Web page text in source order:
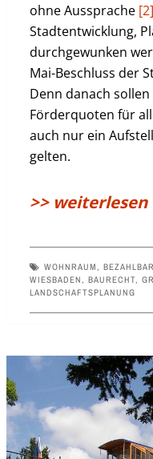
ohne Aussprache [2]
Stadtentwicklung,
durchgewunken
Mai-Beschluss der
Denn danach
Förderquoten für
auch nur ein
gelten.
>> weiterlesen
WOHNRAUM,
WIESBADEN, BAURECHT,
LANDSCHAFTSPLANUNG